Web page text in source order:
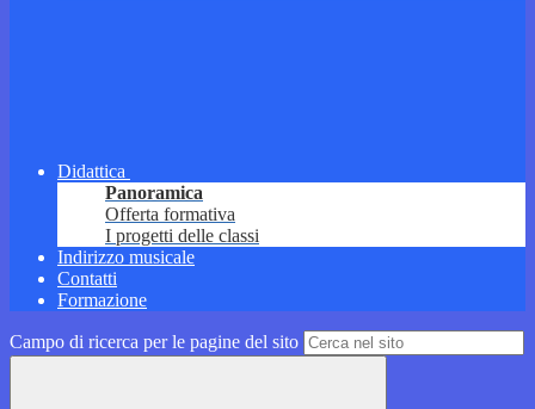
Didattica
Panoramica
Offerta formativa
I progetti delle classi
Indirizzo musicale
Contatti
Formazione
Campo di ricerca per le pagine del sito